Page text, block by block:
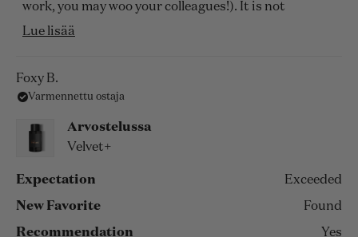
work, you may woo your colleagues!). It is not
overpowering whatsoever yet it makes a lovely
sampler group set ( it is by itself, but not included
with others). I hope it will be put back in a group
sampler again because that is how I learned what a
stellar fragrance it is!
Lue lisää
arvostelusta
Foxy B.
Varmennettu ostaja
Arvostelussa
Velvet+
Expectation Exceeded
New Favorite Found
Recommendation Yes